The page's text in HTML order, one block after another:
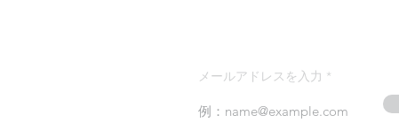
メールアドレスを入力